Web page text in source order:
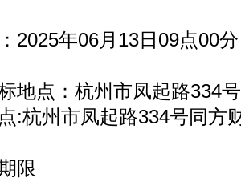
年06月13日09点00分
点：杭州市凤起路334号
:杭州市凤起路334号同方
限